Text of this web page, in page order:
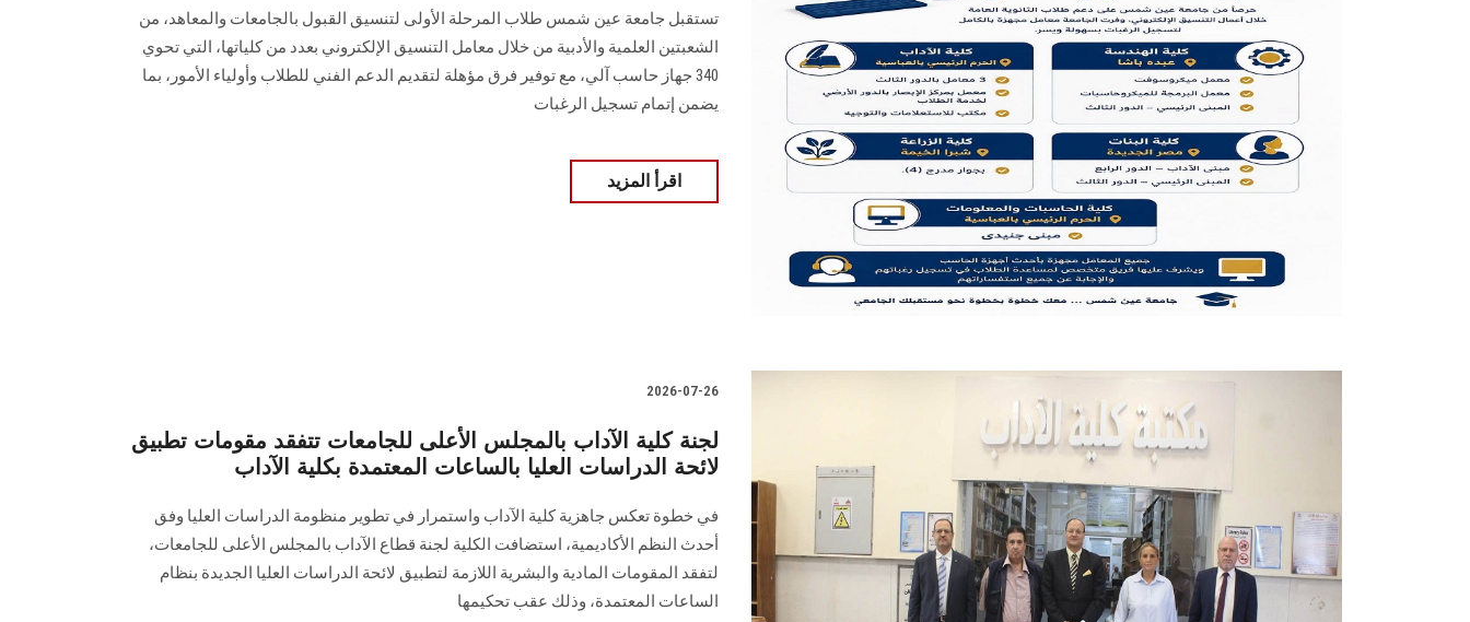
تستقبل جامعة عين شمس طلاب المرحلة الأولى لتنسيق القبول بالجامعات والمعاهد، من
الشعبتين العلمية والأدبية من خلال معامل التنسيق الإلكتروني بعدد من كلياتها، التي تحوي
340 جهاز حاسب آلي، مع توفير فرق مؤهلة لتقديم الدعم الفني للطلاب وأولياء الأمور، بما
يضمن إتمام تسجيل الرغبات
اقرأ المزيد
2026-07-26
لجنة كلية الآداب بالمجلس الأعلى للجامعات تتفقد مقومات تطبيق
لائحة الدراسات العليا بالساعات المعتمدة بكلية الآداب
في خطوة تعكس جاهزية كلية الآداب واستمرار في تطوير منظومة الدراسات العليا وفق
أحدث النظم الأكاديمية، استضافت الكلية لجنة قطاع الآداب بالمجلس الأعلى للجامعات،
لتفقد المقومات المادية والبشرية اللازمة لتطبيق لائحة الدراسات العليا الجديدة بنظام
الساعات المعتمدة، وذلك عقب تحكيمها